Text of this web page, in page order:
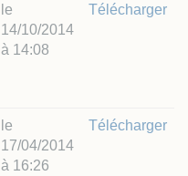
le
14/10/2014
à 14:08
Télécharger
le
17/04/2014
à 16:26
Télécharger